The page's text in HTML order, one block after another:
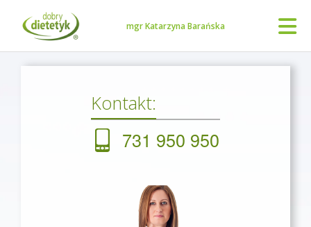
mgr Katarzyna Barańska
Kontakt:
731 950 950